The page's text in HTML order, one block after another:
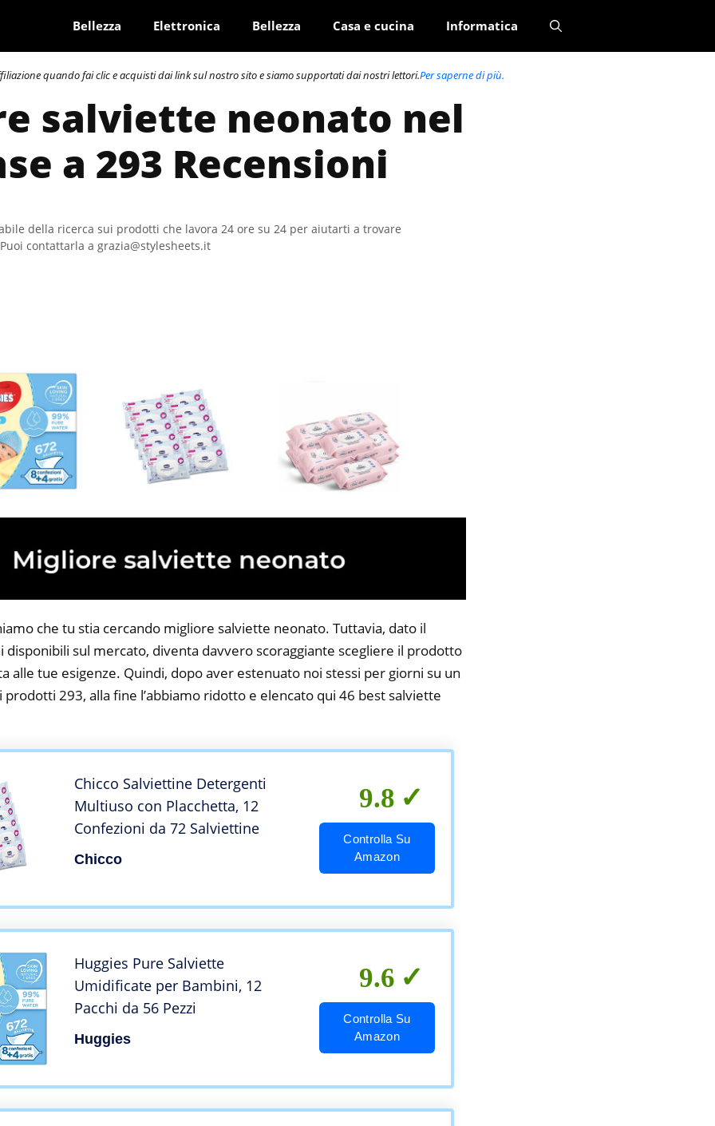
Bellezza Elettronica Bellezza Casa e cucina Informatica
quando fai clic e acquisti dai link sul nostro sito e siamo supportati dai nostri lettori.Per saperne di più.
salviette neonato nel
a 293 Recensioni
della ricerca sui prodotti che lavora 24 ore su 24 per aiutarti a trovare
contattarla a grazia@stylesheets.it
che tu stia cercando migliore salviette neonato. Tuttavia, dato il
disponibili sul mercato, diventa davvero scoraggiante scegliere il prodotto
alle tue esigenze. Quindi, dopo aver estenuato noi stessi per giorni su un
293, alla fine l’abbiamo ridotto e elencato qui 46 best salviette
Chicco Salviettine Detergenti
Multiuso con Placchetta, 12
Confezioni da 72 Salviettine
Chicco
9.8
Controlla Su
Amazon
Huggies Pure Salviette
Umidificate per Bambini, 12
Pacchi da 56 Pezzi
Huggies
9.6
Controlla Su
Amazon